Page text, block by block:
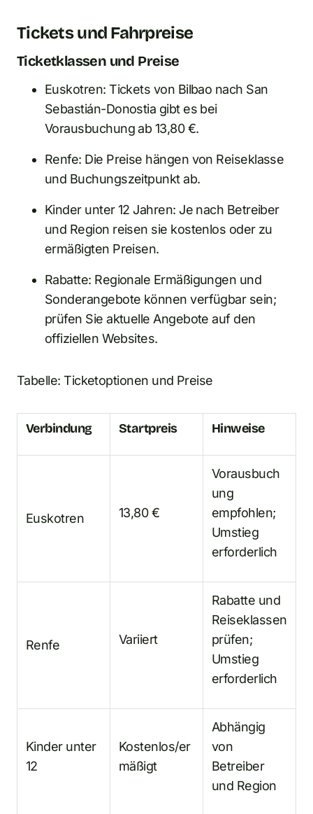
Tickets und Fahrpreise
Ticketklassen und Preise
Euskotren: Tickets von Bilbao nach San
Sebastián-Donostia gibt es bei
Vorausbuchung ab 13,80 €.
Renfe: Die Preise hängen von Reiseklasse
und Buchungszeitpunkt ab.
Kinder unter 12 Jahren: Je nach Betreiber
und Region reisen sie kostenlos oder zu
ermäßigten Preisen.
Rabatte: Regionale Ermäßigungen und
Sonderangebote können verfügbar sein;
prüfen Sie aktuelle Angebote auf den
offiziellen Websites.
Tabelle: Ticketoptionen und Preise
Verbindung Startpreis Hinweise
Euskotren 13,80 €
Vorausbuch
ung
empfohlen;
Umstieg
erforderlich
Renfe Variiert
Rabatte und
Reiseklassen
prüfen;
Umstieg
erforderlich
Kinder unter
12
Kostenlos/er
mäßigt
Abhängig
von
Betreiber
und Region